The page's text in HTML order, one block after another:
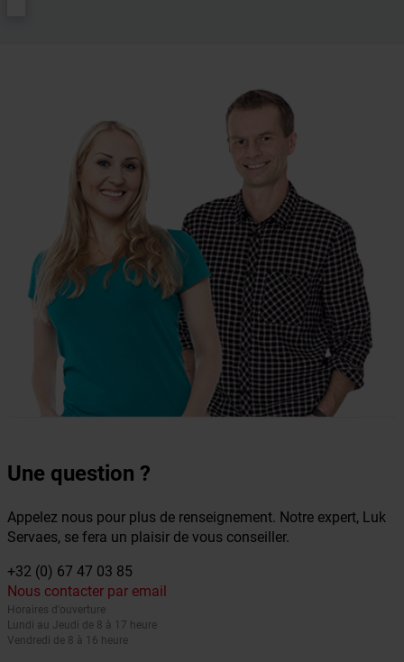
Une question ?
Appelez nous pour plus de renseignement. Notre expert, Luk
Servaes, se fera un plaisir de vous conseiller.
+32 (0) 67 47 03 85
Nous contacter par email
Horaires d'ouverture
Lundi au Jeudi de 8 à 17 heure
Vendredi de 8 à 16 heure